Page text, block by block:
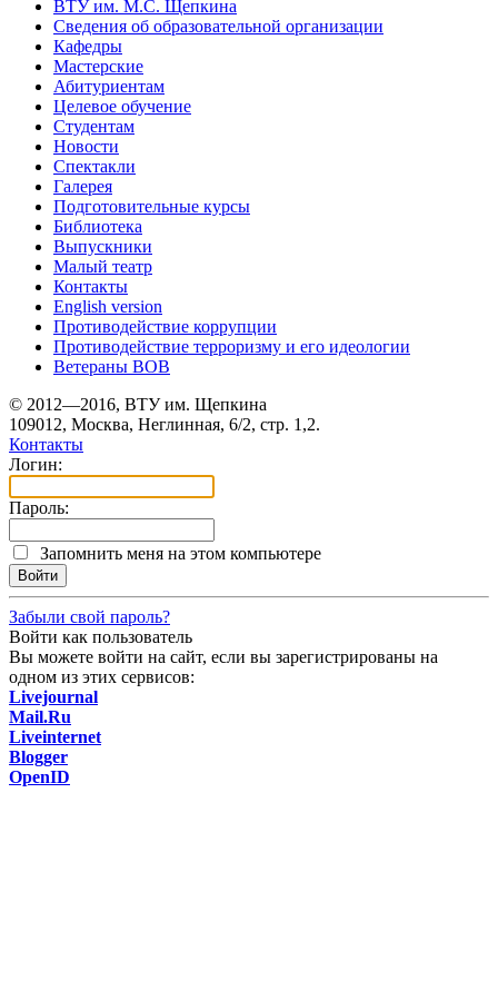
ВТУ им. М.С. Щепкина
Сведения об образовательной организации
Кафедры
Мастерские
Абитуриентам
Целевое обучение
Студентам
Новости
Спектакли
Галерея
Подготовительные курсы
Библиотека
Выпускники
Малый театр
Контакты
English version
Противодействие коррупции
Противодействие терроризму и его идеологии
Ветераны ВОВ
© 2012—2016, ВТУ им. Щепкина
109012, Москва, Неглинная, 6/2, стр. 1,2.
Контакты
Логин:
Пароль:
Запомнить меня на этом компьютере
Забыли свой пароль?
Войти как пользователь
Вы можете войти на сайт, если вы зарегистрированы на
одном из этих сервисов:
Livejournal
Mail.Ru
Liveinternet
Blogger
OpenID